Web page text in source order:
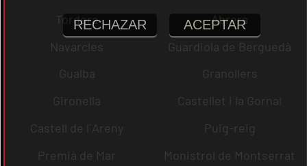
Tordera
Abrera
Navarcles
Guardiola de Berguedà
Gualba
Granollers
Gironella
Castellet i la Gornal
Castell de l´Areny
Puig-reig
Premià de Mar
Monistrol de Montserrat
RECHAZAR ACEPTAR